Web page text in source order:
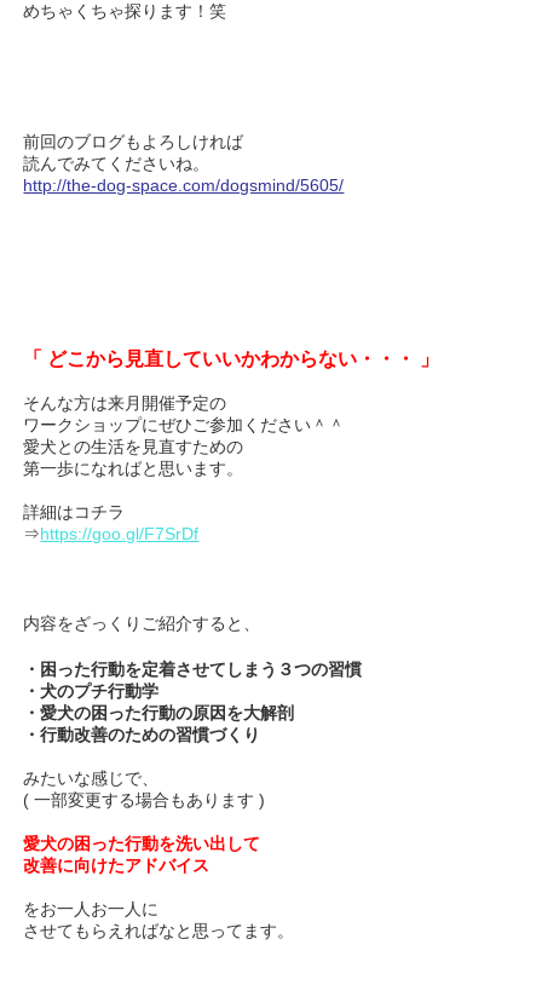
めちゃくちゃ探ります！笑
前回のブログもよろしければ
読んでみてくださいね。
http://the-dog-space.com/dogsmind/5605/
「 どこから見直していいかわからない・・・ 」
そんな方は来月開催予定の
ワークショップにぜひご参加ください＾＾
愛犬との生活を見直すための
第一歩になればと思います。
詳細はコチラ
⇒https://goo.gl/F7SrDf
内容をざっくりご紹介すると、
・困った行動を定着させてしまう３つの習慣
・犬のプチ行動学
・愛犬の困った行動の原因を大解剖
・行動改善のための習慣づくり
みたいな感じで、
( 一部変更する場合もあります )
愛犬の困った行動を洗い出して
改善に向けたアドバイス
をお一人お一人に
させてもらえればなと思ってます。